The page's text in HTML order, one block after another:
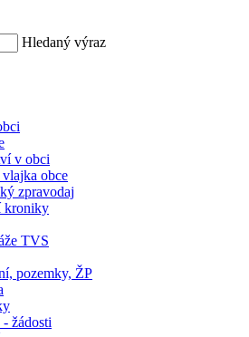
Hledaný výraz
v obci
vlajka obce
zpravodaj
kroniky
TVS
pozemky, ŽP
žádosti